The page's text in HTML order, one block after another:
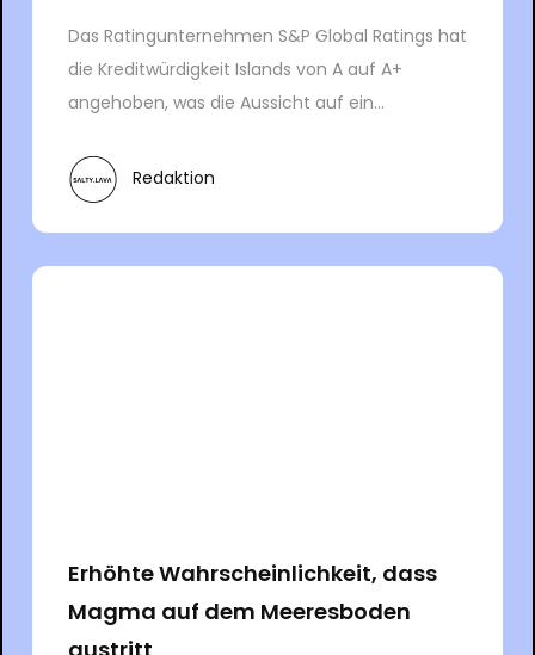
Das Ratingunternehmen S&P Global Ratings hat
die Kreditwürdigkeit Islands von A auf A+
angehoben, was die Aussicht auf ein...
Redaktion
Erhöhte Wahrscheinlichkeit, dass
Magma auf dem Meeresboden